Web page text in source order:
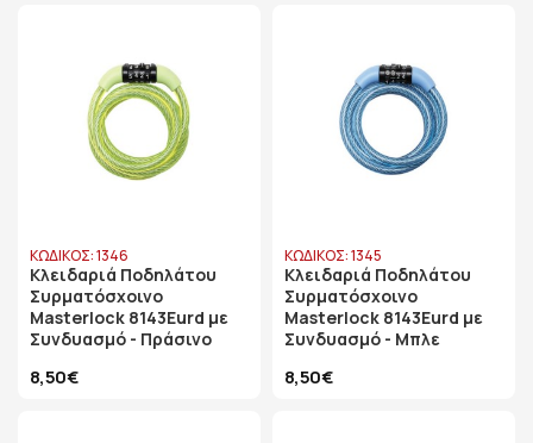
ΚΩΔΙΚΟΣ: 1346
Κλειδαριά Ποδηλάτου
Συρματόσχοινο
Masterlock 8143Eurd με
Συνδυασμό - Πράσινο
8,50€
ΚΩΔΙΚΟΣ: 1345
Κλειδαριά Ποδηλάτου
Συρματόσχοινο
Masterlock 8143Eurd με
Συνδυασμό - Μπλε
8,50€